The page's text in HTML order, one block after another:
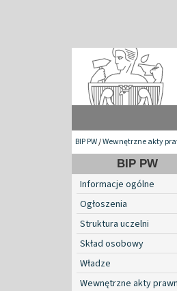
BIP PW/Wewnętrzne akty
BIP PW
Informacje ogólne
Ogłoszenia
Struktura uczelni
Skład osobowy
Władze
Wewnętrzne akty